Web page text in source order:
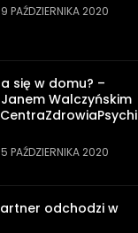
PAŹDZIERNIKA 2020
się w domu? –
Walczyńskim
PAŹDZIERNIKA 2020
odchodzi w